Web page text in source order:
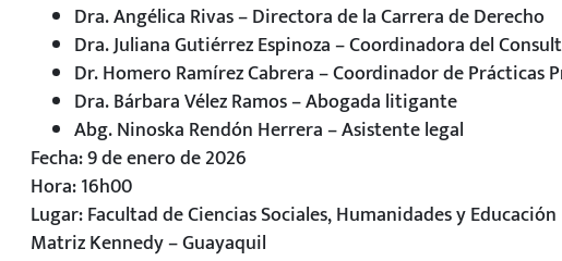
Dra. Angélica Rivas – Directora de la Carrera de Derecho
Dra. Juliana Gutiérrez Espinoza – Coordinadora del
Dr. Homero Ramírez Cabrera – Coordinador de Prácticas
Dra. Bárbara Vélez Ramos – Abogada litigante
Abg. Ninoska Rendón Herrera – Asistente legal
Fecha: 9 de enero de 2026
Hora: 16h00
Lugar: Facultad de Ciencias Sociales, Humanidades y Educación
Matriz Kennedy – Guayaquil